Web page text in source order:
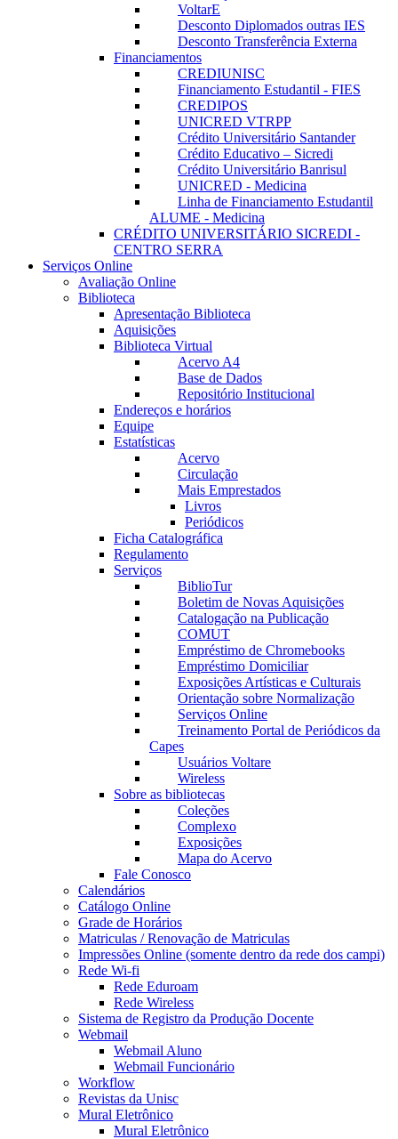
VoltarE
Desconto Diplomados outras IES
Desconto Transferência Externa
Financiamentos
CREDIUNISC
Financiamento Estudantil - FIES
CREDIPOS
UNICRED VTRPP
Crédito Universitário Santander
Crédito Educativo – Sicredi
Crédito Universitário Banrisul
UNICRED - Medicina
Linha de Financiamento Estudantil
ALUME - Medicina
CRÉDITO UNIVERSITÁRIO SICREDI -
CENTRO SERRA
Serviços Online
Avaliação Online
Biblioteca
Apresentação Biblioteca
Aquisições
Biblioteca Virtual
Acervo A4
Base de Dados
Repositório Institucional
Endereços e horários
Equipe
Estatísticas
Acervo
Circulação
Mais Emprestados
Livros
Periódicos
Ficha Catalográfica
Regulamento
Serviços
BiblioTur
Boletim de Novas Aquisições
Catalogação na Publicação
COMUT
Empréstimo de Chromebooks
Empréstimo Domiciliar
Exposições Artísticas e Culturais
Orientação sobre Normalização
Serviços Online
Treinamento Portal de Periódicos da
Capes
Usuários Voltare
Wireless
Sobre as bibliotecas
Coleções
Complexo
Exposições
Mapa do Acervo
Fale Conosco
Calendários
Catálogo Online
Grade de Horários
Matriculas / Renovação de Matriculas
Impressões Online (somente dentro da rede dos campi)
Rede Wi-fi
Rede Eduroam
Rede Wireless
Sistema de Registro da Produção Docente
Webmail
Webmail Aluno
Webmail Funcionário
Workflow
Revistas da Unisc
Mural Eletrônico
Mural Eletrônico